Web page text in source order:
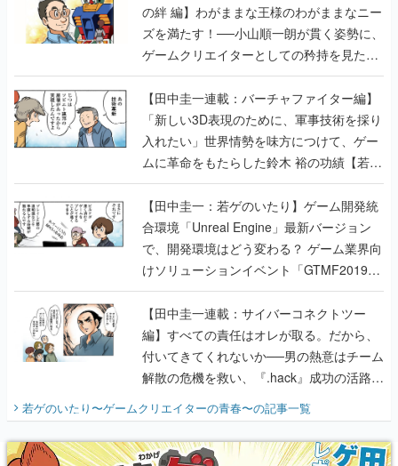
の絆 編】わがままな王様のわがままなニー
ズを満たす！──小山順一朗が貫く姿勢に、
ゲームクリエイターとしての矜持を見た
【若ゲのいたり最終回】
【田中圭一連載：バーチャファイター編】
「新しい3D表現のために、軍事技術を採り
入れたい」世界情勢を味方につけて、ゲー
ムに革命をもたらした鈴木 裕の功績【若ゲ
のいたり】
【田中圭一：若ゲのいたり】ゲーム開発統
合環境「Unreal Engine」最新バージョン
で、開発環境はどう変わる？ ゲーム業界向
けソリューションイベント「GTMF2019」
に行って、より理解を深めよう【PR】
【田中圭一連載：サイバーコネクトツー
編】すべての責任はオレが取る。だから、
付いてきてくれないか──男の熱意はチーム
解散の危機を救い、『.hack』成功の活路を
『少年ジャンプ』色だった【若ゲのいた
り】
若ゲのいたり〜ゲームクリエイターの青春〜の記事一覧